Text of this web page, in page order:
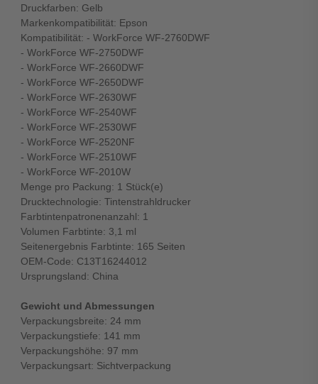
Druckfarben: Gelb
Markenkompatibilität: Epson
Kompatibilität: - WorkForce WF-2760DWF
- WorkForce WF-2750DWF
- WorkForce WF-2660DWF
- WorkForce WF-2650DWF
- WorkForce WF-2630WF
- WorkForce WF-2540WF
- WorkForce WF-2530WF
- WorkForce WF-2520NF
- WorkForce WF-2510WF
- WorkForce WF-2010W
Menge pro Packung: 1 Stück(e)
Drucktechnologie: Tintenstrahldrucker
Farbtintenpatronenanzahl: 1
Volumen Farbtinte: 3,1 ml
Seitenergebnis Farbtinte: 165 Seiten
OEM-Code: C13T16244012
Ursprungsland: China
Gewicht und Abmessungen
Verpackungsbreite: 24 mm
Verpackungstiefe: 141 mm
Verpackungshöhe: 97 mm
Verpackungsart: Sichtverpackung